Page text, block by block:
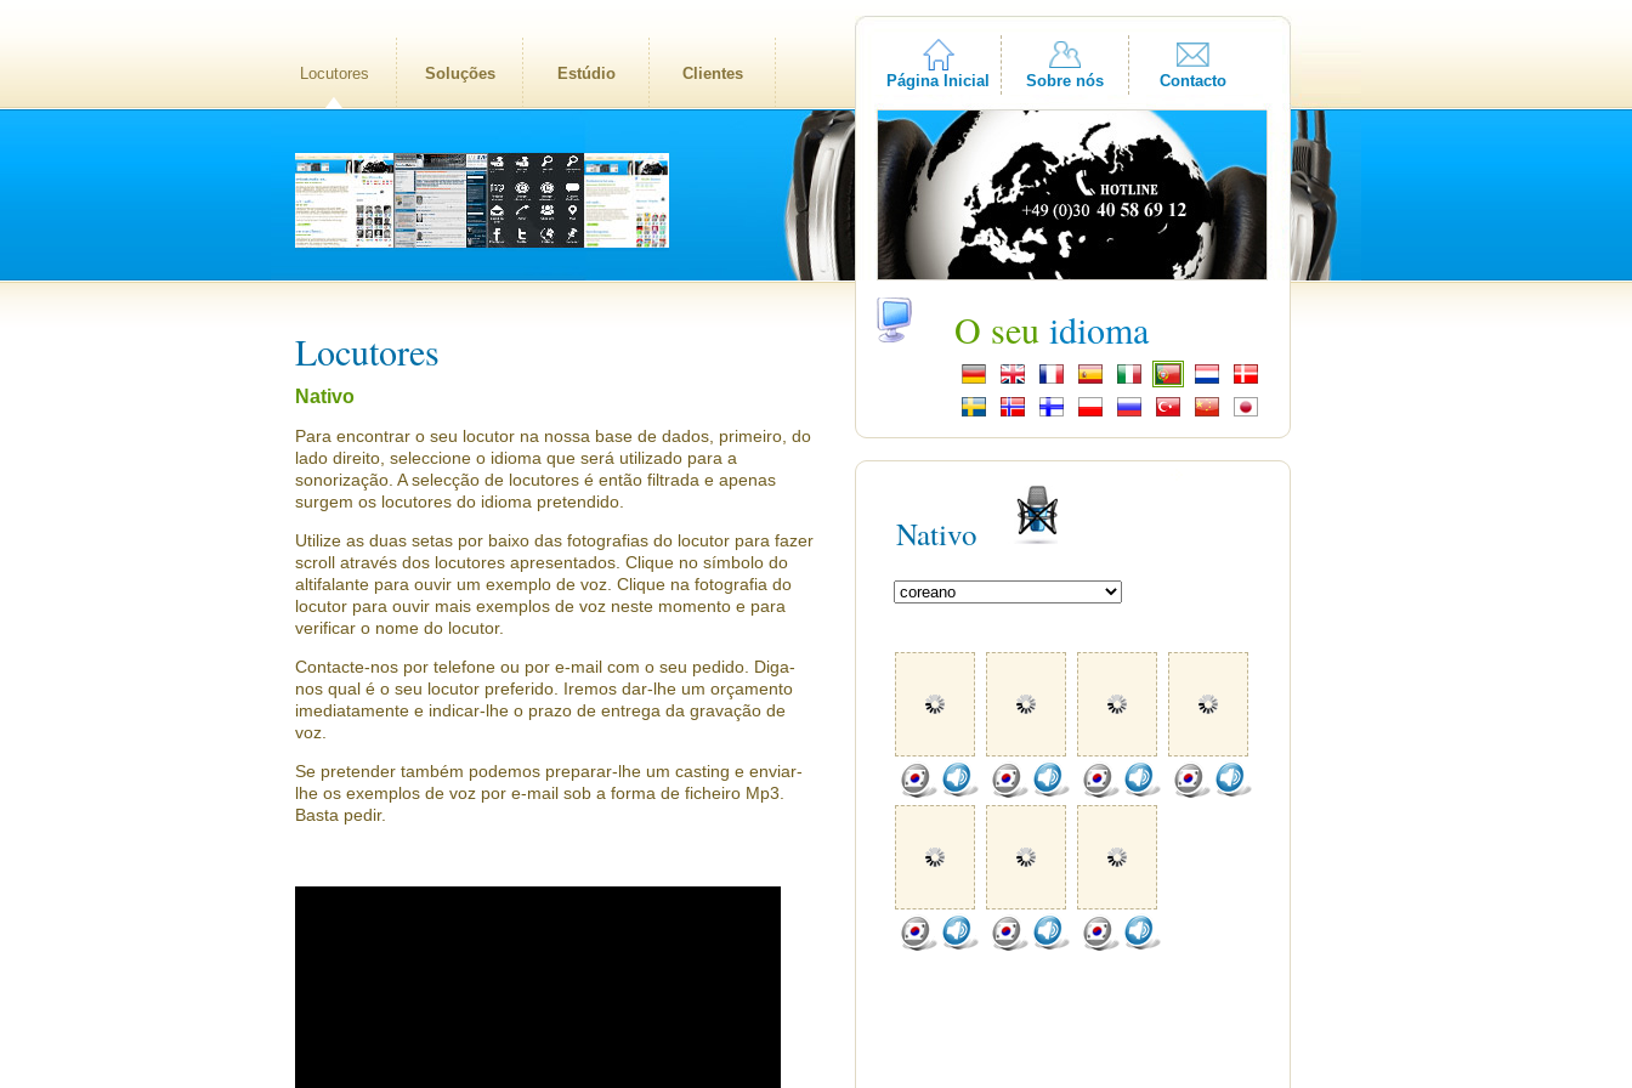
Locutores Soluções Estúdio Clientes Página Inicial Sobre nós Contacto
Locutores
Nativo
Para encontrar o seu locutor na nossa base de dados, primeiro, do
lado direito, seleccione o idioma que será utilizado para a
sonorização. A selecção de locutores é então filtrada e apenas
surgem os locutores do idioma pretendido.
Utilize as duas setas por baixo das fotografias do locutor para fazer
scroll através dos locutores apresentados. Clique no símbolo do
altifalante para ouvir um exemplo de voz. Clique na fotografia do
locutor para ouvir mais exemplos de voz neste momento e para
verificar o nome do locutor.
Contacte-nos por telefone ou por e-mail com o seu pedido. Diga-
nos qual é o seu locutor preferido. Iremos dar-lhe um orçamento
imediatamente e indicar-lhe o prazo de entrega da gravação de
voz.
Se pretender também podemos preparar-lhe um casting e enviar-
lhe os exemplos de voz por e-mail sob a forma de ficheiro Mp3.
Basta pedir.
O seu idioma
Nativo